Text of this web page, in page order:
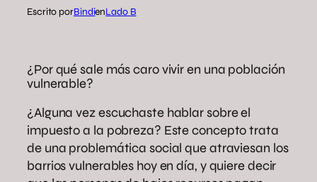
Escrito porBindienLado B
¿Por qué sale más caro vivir en una población
vulnerable?
¿Alguna vez escuchaste hablar sobre el
impuesto a la pobreza? Este concepto trata
de una problemática social que atraviesan los
barrios vulnerables hoy en día, y quiere decir